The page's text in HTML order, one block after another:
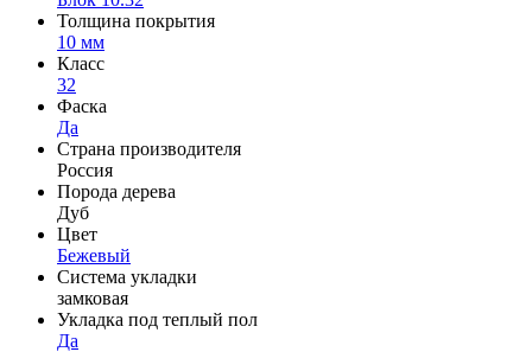
Толщина покрытия
10 мм
Класс
32
Фаска
Да
Страна производителя
Россия
Порода дерева
Дуб
Цвет
Бежевый
Система укладки
замковая
Укладка под теплый пол
Да